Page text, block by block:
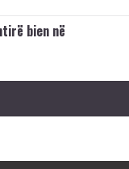
bien në